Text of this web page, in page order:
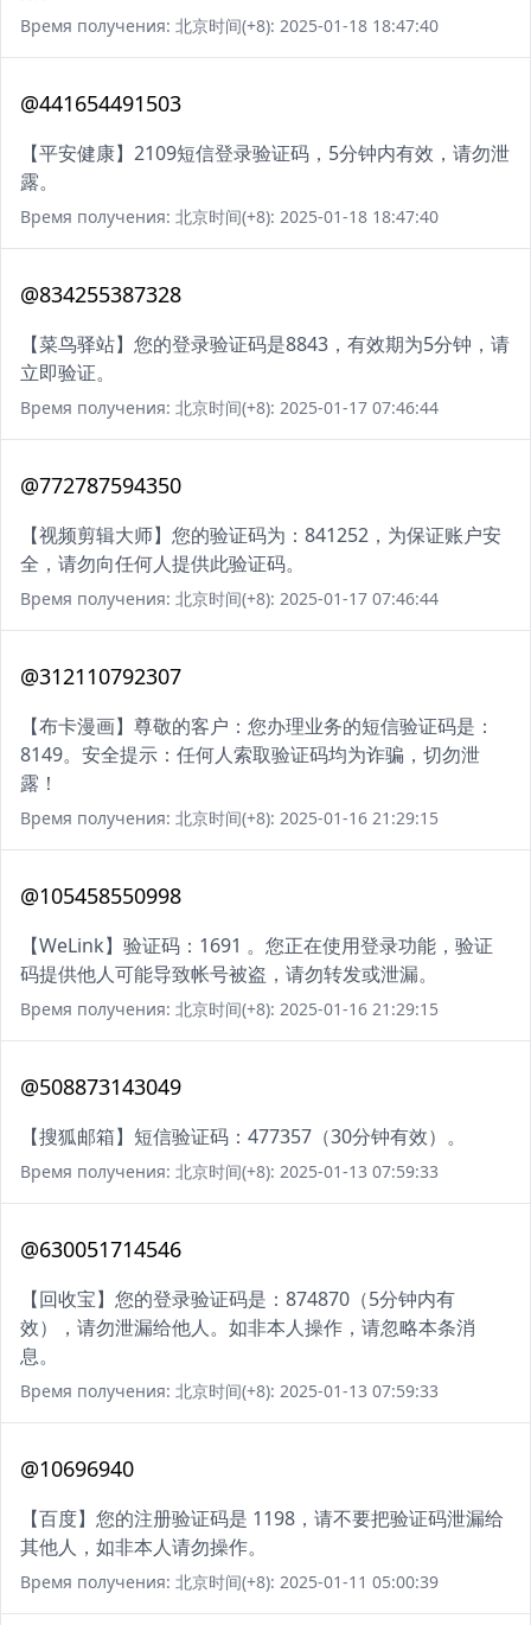
Время получения: 北京时间(+8): 2025-01-18 18:47:40
@441654491503
【平安健康】2109短信登录验证码，5分钟内有效，请勿泄
露。
Время получения: 北京时间(+8): 2025-01-18 18:47:40
@834255387328
【菜鸟驿站】您的登录验证码是8843，有效期为5分钟，请
立即验证。
Время получения: 北京时间(+8): 2025-01-17 07:46:44
@772787594350
【视频剪辑大师】您的验证码为：841252，为保证账户安
全，请勿向任何人提供此验证码。
Время получения: 北京时间(+8): 2025-01-17 07:46:44
@312110792307
【布卡漫画】尊敬的客户：您办理业务的短信验证码是：
8149。安全提示：任何人索取验证码均为诈骗，切勿泄
露！
Время получения: 北京时间(+8): 2025-01-16 21:29:15
@105458550998
【WeLink】验证码：1691 。您正在使用登录功能，验证
码提供他人可能导致帐号被盗，请勿转发或泄漏。
Время получения: 北京时间(+8): 2025-01-16 21:29:15
@508873143049
【搜狐邮箱】短信验证码：477357（30分钟有效）。
Время получения: 北京时间(+8): 2025-01-13 07:59:33
@630051714546
【回收宝】您的登录验证码是：874870（5分钟内有
效），请勿泄漏给他人。如非本人操作，请忽略本条消
息。
Время получения: 北京时间(+8): 2025-01-13 07:59:33
@10696940
【百度】您的注册验证码是 1198，请不要把验证码泄漏给
其他人，如非本人请勿操作。
Время получения: 北京时间(+8): 2025-01-11 05:00:39